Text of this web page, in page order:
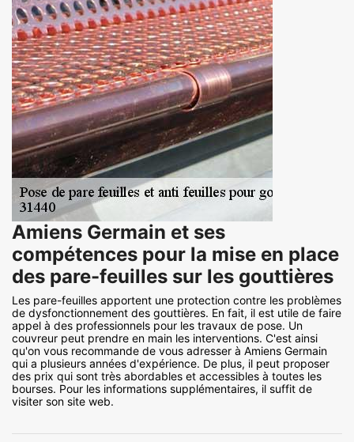
Amiens Germain et ses
compétences pour la mise en place
des pare-feuilles sur les gouttières
Les pare-feuilles apportent une protection contre les problèmes
de dysfonctionnement des gouttières. En fait, il est utile de faire
appel à des professionnels pour les travaux de pose. Un
couvreur peut prendre en main les interventions. C'est ainsi
qu'on vous recommande de vous adresser à Amiens Germain
qui a plusieurs années d'expérience. De plus, il peut proposer
des prix qui sont très abordables et accessibles à toutes les
bourses. Pour les informations supplémentaires, il suffit de
visiter son site web.